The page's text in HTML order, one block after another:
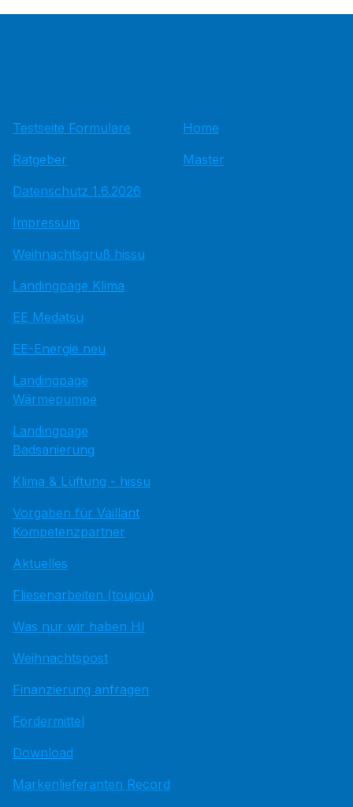
Testseite Formulare
Ratgeber
Datenschutz 1.6.2026
Impressum
Weihnachtsgruß hissu
Landingpage Klima
EE Medatsu
EE-Energie neu
Landingpage
Wärmepumpe
Landingpage
Badsanierung
Klima & Lüftung - hissu
Vorgaben für Vaillant
Kompetenzpartner
Aktuelles
Fliesenarbeiten (toujou)
Was nur wir haben HI
Weihnachtspost
Finanzierung anfragen
Fördermittel
Download
Markenlieferanten Record
Home
Master